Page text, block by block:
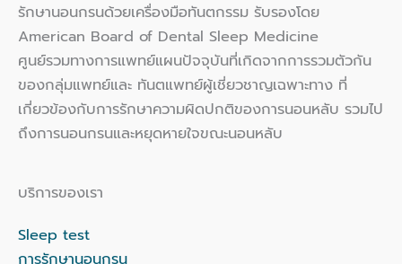
รักษานอนกรนด้วยเครื่องมือทันตกรรม รับรองโดย
American Board of Dental Sleep Medicine
ศูนย์รวมทางการแพทย์แผนปัจจุบันที่เกิดจากการรวมตัวกัน
ของกลุ่มแพทย์และ ทันตแพทย์ผู้เชี่ยวชาญเฉพาะทาง ที่
เกี่ยวข้องกับการรักษาความผิดปกติของการนอนหลับ รวมไป
ถึงการนอนกรนและหยุดหายใจขณะนอนหลับ
บริการของเรา
Sleep test
การรักษานอนกรน